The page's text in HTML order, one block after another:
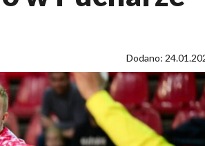
Dodano: